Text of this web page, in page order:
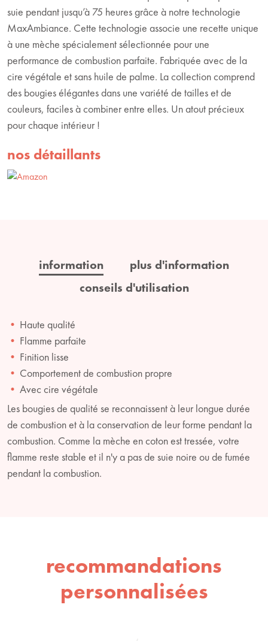
suie pendant jusqu’à 75 heures grâce à notre technologie
MaxAmbiance. Cette technologie associe une recette unique
à une mèche spécialement sélectionnée pour une
performance de combustion parfaite. Fabriquée avec de la
cire végétale et sans huile de palme. La collection comprend
des bougies élégantes dans une variété de tailles et de
couleurs, faciles à combiner entre elles. Un atout précieux
pour chaque intérieur !
nos détaillants
information
plus d'information
conseils d'utilisation
Haute qualité
Flamme parfaite
Finition lisse
Comportement de combustion propre
Avec cire végétale
Les bougies de qualité se reconnaissent à leur longue durée
de combustion et à la conservation de leur forme pendant la
combustion. Comme la mèche en coton est tressée, votre
flamme reste stable et il n'y a pas de suie noire ou de fumée
pendant la combustion.
recommandations
personnalisées